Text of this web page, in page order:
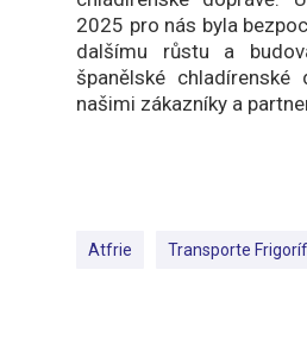
2025 pro nás byla
dalšímu růstu a
španělské chladírenské
našimi zákazníky a
Atfrie Transporte